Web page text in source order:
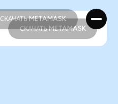
СКАЧАТЬ METAMASK
СКАЧАТЬ METAMASK
СКАЧАТЬ METAMASK